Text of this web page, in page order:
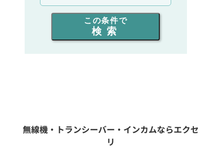
出力を選ぶ
同時通話人数を選ぶ
フリーワード入力(製品名等)
この条件で
検索
無線機・トランシーバー・インカムならエクセ
リ